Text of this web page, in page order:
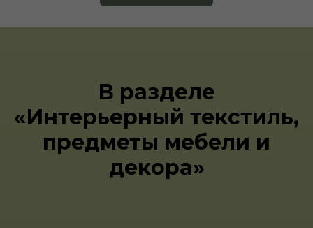
В разделе
«Интерьерный текстиль,
предметы мебели и
декора»